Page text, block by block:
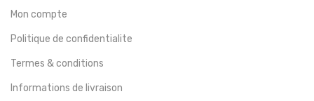
Mon compte
Politique de confidentialite
Termes & conditions
Informations de livraison